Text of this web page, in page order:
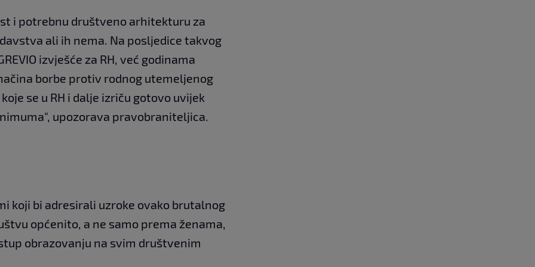
i potrebnu društveno arhitekturu za
ali ih nema. Na posljedice takvog
izvješće za RH, već godinama
borbe protiv rodnog utemeljenog
se u RH i dalje izriču gotovo uvijek
upozorava pravobraniteljica.
koji bi adresirali uzroke ovako brutalnog
općenito, a ne samo prema ženama,
obrazovanju na svim društvenim